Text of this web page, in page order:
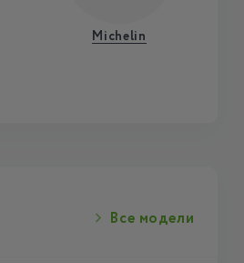
Michelin
Все модели